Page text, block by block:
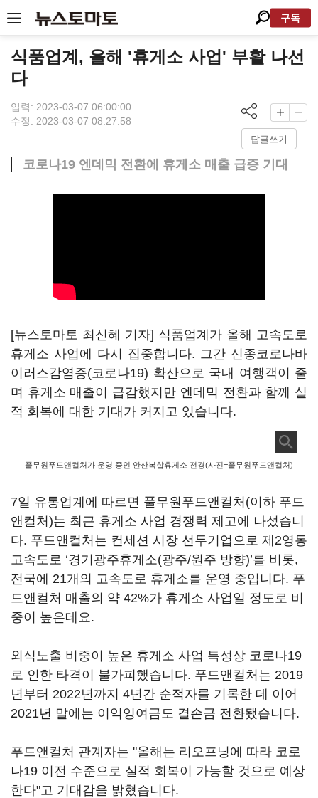
구독
식품업계, 올해 '휴게소 사업' 부활 나선
다
입력: 2023-03-07 06:00:00
수정: 2023-03-07 08:27:58
답글쓰기
코로나19 엔데믹 전환에 휴게소 매출 급증 기대
[뉴스토마토 최신혜 기자] 식품업계가 올해 고속도로
휴게소 사업에 다시 집중합니다. 그간 신종코로나바
이러스감염증(코로나19) 확산으로 국내 여행객이 줄
며 휴게소 매출이 급감했지만 엔데믹 전환과 함께 실
적 회복에 대한 기대가 커지고 있습니다.
풀무원푸드앤컬처가 운영 중인 안산복합휴게소 전경(사진=풀무원푸드앤컬처)
7일 유통업계에 따르면 풀무원푸드앤컬처(이하 푸드
앤컬처)는 최근 휴게소 사업 경쟁력 제고에 나섰습니
다. 푸드앤컬처는 컨세션 시장 선두기업으로 제2영동
고속도로 ‘경기광주휴게소(광주/원주 방향)’를 비롯,
전국에 21개의 고속도로 휴게소를 운영 중입니다. 푸
드앤컬처 매출의 약 42%가 휴게소 사업일 정도로 비
중이 높은데요.
외식노출 비중이 높은 휴게소 사업 특성상 코로나19
로 인한 타격이 불가피했습니다. 푸드앤컬처는 2019
년부터 2022년까지 4년간 순적자를 기록한 데 이어
2021년 말에는 이익잉여금도 결손금 전환됐습니다.
푸드앤컬처 관계자는 "올해는 리오프닝에 따라 코로
나19 이전 수준으로 실적 회복이 가능할 것으로 예상
한다"고 기대감을 밝혔습니다.